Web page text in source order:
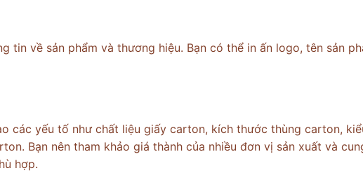
tin về sản phẩm và thương hiệu. Bạn có thể in ấn logo, tên sản
các yếu tố như chất liệu giấy carton, kích thước thùng carton,
Bạn nên tham khảo giá thành của nhiều đơn vị sản xuất và
hợp.